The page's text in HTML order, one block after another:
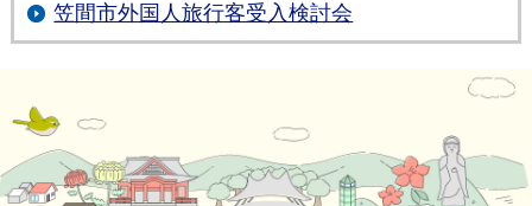
笠間市外国人旅行客受入検討会